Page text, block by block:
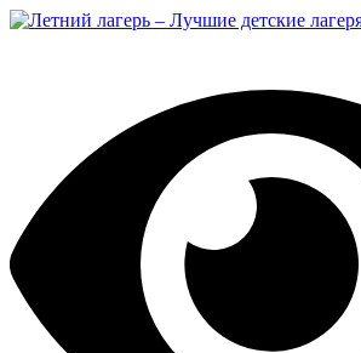
Перейти